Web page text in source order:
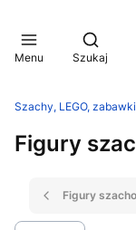
Menu
Otwórz
Szukaj
Szachy, LEGO, zabawki
Figury
Figury